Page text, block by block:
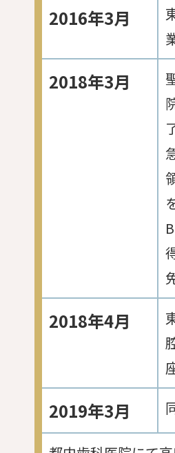
2016年3月
2018年3月
2018年4月
2019年3月